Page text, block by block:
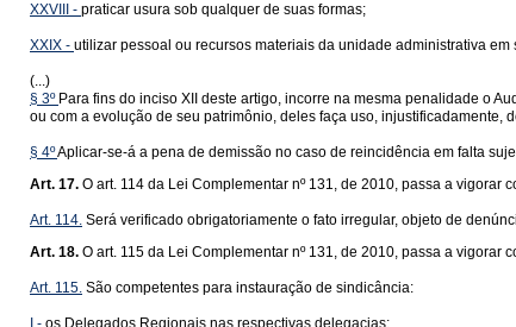
XXVIII - praticar usura sob qualquer de suas formas;
XXIX - utilizar pessoal ou recursos materiais da unidade administrativa
(...)
§ 3º Para fins do inciso XII deste artigo, incorre na mesma penalidade o
ou com a evolução de seu patrimônio, deles faça uso,
§ 4ºAplicar-se-á a pena de demissão no caso de reincidência em falta
Art. 17. O art. 114 da Lei Complementar nº 131, de 2010, passa a vigorar
Art. 114. Será verificado obrigatoriamente o fato irregular, objeto de
Art. 18. O art. 115 da Lei Complementar nº 131, de 2010, passa a vigorar
Art. 115. São competentes para instauração de sindicância:
I - os Delegados Regionais nas respectivas delegacias;